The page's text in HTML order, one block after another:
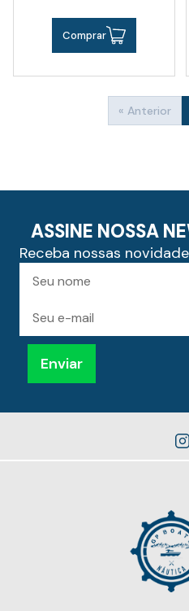
Comprar
« Anterior
ASSINE NOSSA
Receba nossas
receber
mail
Enviar